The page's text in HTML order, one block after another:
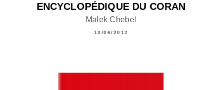
ENCYCLOPÉDIQUE DU CORAN
Malek Chebel
13/06/2012